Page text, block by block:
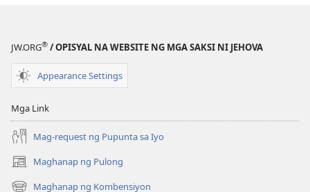
JW.ORG® / OPISYAL NA WEBSITE NG MGA SAKSI NI JEHOVA
Appearance Settings
Mga Link
Mag-request ng Pupunta sa Iyo
Maghanap ng Pulong
(may
bubukasMaghanap ng Kombensiyon